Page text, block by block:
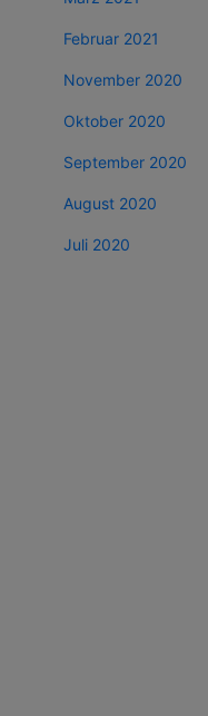
Februar 2021
November 2020
Oktober 2020
September 2020
August 2020
Juli 2020